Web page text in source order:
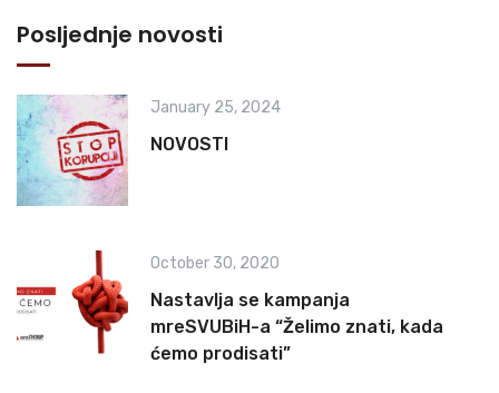
Posljednje novosti
January 25, 2024
NOVOSTI
October 30, 2020
Nastavlja se kampanja
mreSVUBiH-a “Želimo znati, kada
ćemo prodisati”